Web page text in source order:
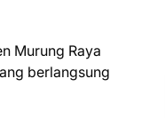
Murung Raya
berlangsung